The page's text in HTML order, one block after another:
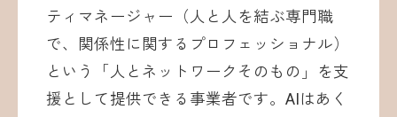
ティマネージャー（人と人を結ぶ専門職
で、関係性に関するプロフェッショナル）
という「人とネットワークそのもの」を支
援として提供できる事業者です。AIはあく